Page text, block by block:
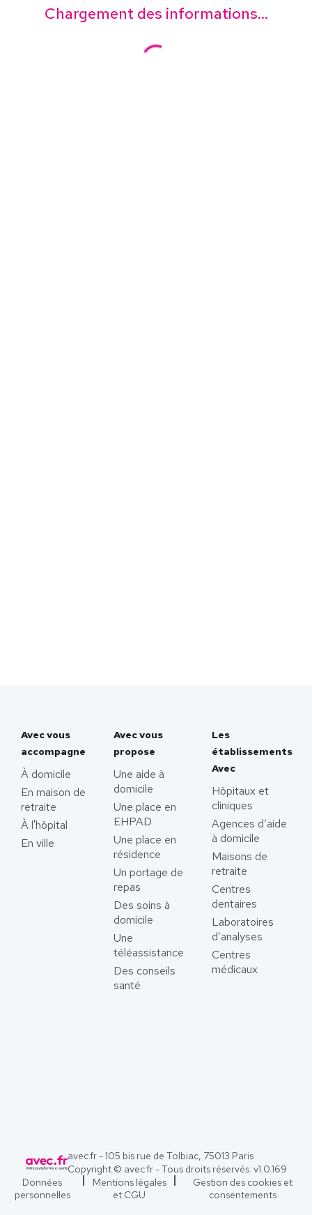
Chargement des informations...
Avec vous
accompagne
À domicile
En maison de
retraite
À l'hôpital
En ville
Avec vous
propose
Une aide à
domicile
Une place en
EHPAD
Une place en
résidence
Un portage de
repas
Des soins à
domicile
Une
téléassistance
Des conseils
santé
Les
établissements
Avec
Hôpitaux et
cliniques
Agences d’aide
à domicile
Maisons de
retraite
Centres
dentaires
Laboratoires
d’analyses
Centres
médicaux
avec.fr - 105 bis rue de Tolbiac, 75013 Paris
Copyright © avec.fr - Tous droits réservés. v1.0.169
Données
personnelles
Mentions légales
et CGU
Gestion des cookies et
consentements